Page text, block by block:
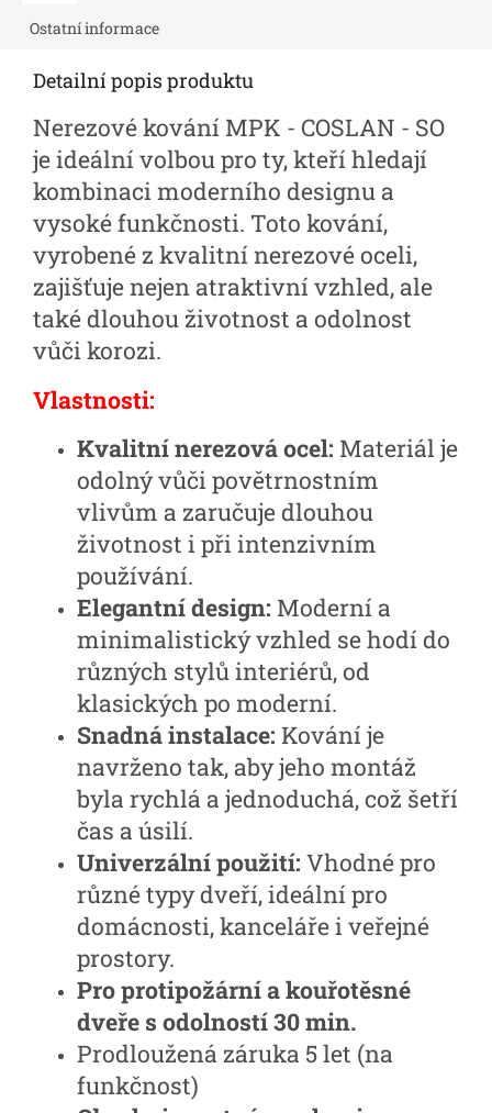
Ostatní informace
Detailní popis produktu
Nerezové kování MPK - COSLAN - SO
je ideální volbou pro ty, kteří hledají
kombinaci moderního designu a
vysoké funkčnosti. Toto kování,
vyrobené z kvalitní nerezové oceli,
zajišťuje nejen atraktivní vzhled, ale
také dlouhou životnost a odolnost
vůči korozi.
Vlastnosti:
Kvalitní nerezová ocel: Materiál je
odolný vůči povětrnostním
vlivům a zaručuje dlouhou
životnost i při intenzivním
používání.
Elegantní design: Moderní a
minimalistický vzhled se hodí do
různých stylů interiérů, od
klasických po moderní.
Snadná instalace: Kování je
navrženo tak, aby jeho montáž
byla rychlá a jednoduchá, což šetří
čas a úsilí.
Univerzální použití: Vhodné pro
různé typy dveří, ideální pro
domácnosti, kanceláře i veřejné
prostory.
Pro protipožární a kouřotěsné
dveře s odolností 30 min.
Prodloužená záruka 5 let (na
funkčnost)